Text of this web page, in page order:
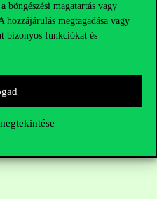
böngészési magatartás vagy
hozzájárulás megtagadása vagy
bizonyos funkciókat és